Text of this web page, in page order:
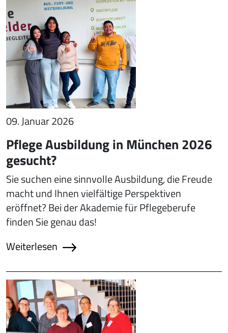
09. Januar 2026
Pflege Ausbildung in München 2026
gesucht?
Sie suchen eine sinnvolle Ausbildung, die Freude
macht und Ihnen vielfältige Perspektiven
eröffnet? Bei der Akademie für Pflegeberufe
finden Sie genau das!
Weiterlesen